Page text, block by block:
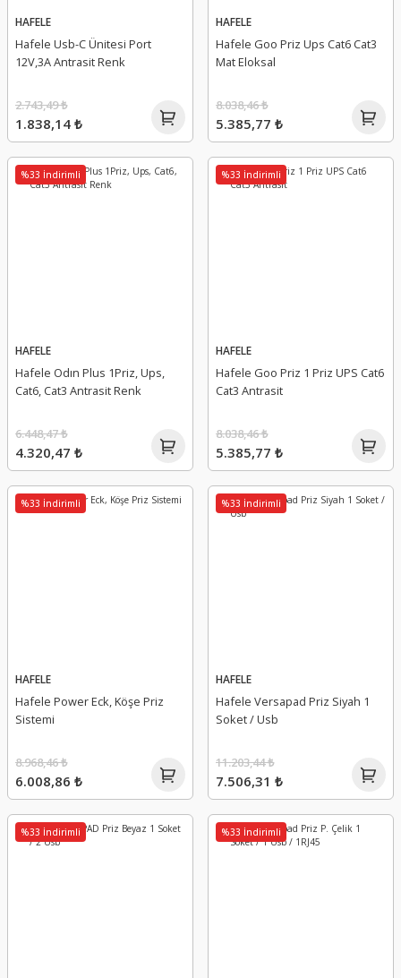
HAFELE
Hafele Usb-C Ünitesi Port
12V,3A Antrasit Renk
1.838,14 ₺
2.743,49 ₺
HAFELE
Hafele Goo Priz Ups Cat6 Cat3
Mat Eloksal
5.385,77 ₺
8.038,46 ₺
%33 İndirimli
HAFELE
Hafele Odın Plus 1Priz, Ups,
Cat6, Cat3 Antrasit Renk
4.320,47 ₺
6.448,47 ₺
%33 İndirimli
HAFELE
Hafele Goo Priz 1 Priz UPS Cat6
Cat3 Antrasit
5.385,77 ₺
8.038,46 ₺
%33 İndirimli
HAFELE
Hafele Power Eck, Köşe Priz
Sistemi
6.008,86 ₺
8.968,46 ₺
%33 İndirimli
HAFELE
Hafele Versapad Priz Siyah 1
Soket / Usb
7.506,31 ₺
11.203,44 ₺
%33 İndirimli %33 İndirimli